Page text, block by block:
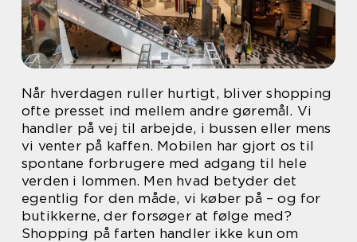
Når hverdagen ruller hurtigt, bliver shopping
ofte presset ind mellem andre gøremål. Vi
handler på vej til arbejde, i bussen eller mens
vi venter på kaffen. Mobilen har gjort os til
spontane forbrugere med adgang til hele
verden i lommen. Men hvad betyder det
egentlig for den måde, vi køber på – og for
butikkerne, der forsøger at følge med?
Shopping på farten handler ikke kun om